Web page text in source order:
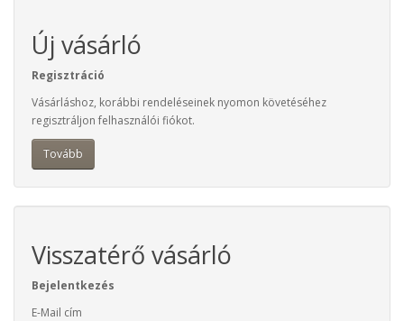
Új vásárló
Regisztráció
Vásárláshoz, korábbi rendeléseinek nyomon követéséhez
regisztráljon felhasználói fiókot.
Tovább
Visszatérő vásárló
Bejelentkezés
E-Mail cím